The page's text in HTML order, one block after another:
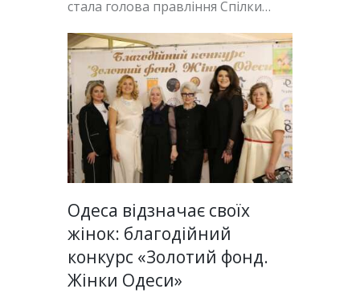
стала голова правління Спілки…
Одеса відзначає своїх
жінок: благодійний
конкурс «Золотий фонд.
Жінки Одеси»